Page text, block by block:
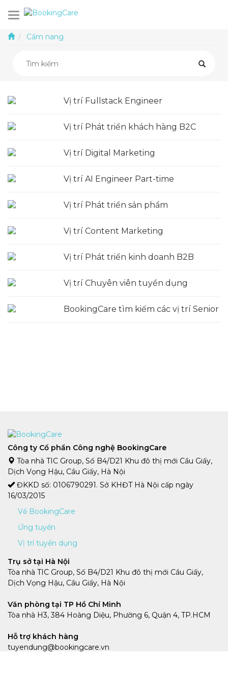
Cẩm nang
Vị trí Fullstack Engineer
Vị trí Phát triển khách hàng B2C
Vị trí Digital Marketing
Vị trí AI Engineer Part-time
Vị trí Phát triển sản phẩm
Vị trí Content Marketing
Vị trí Phát triển kinh doanh B2B
Vị trí Chuyên viên tuyển dụng
BookingCare tìm kiếm các vị trí Senior
Công ty Cổ phần Công nghệ BookingCare
Tòa nhà TIC Group, Số B4/D21 Khu đô thị mới Cầu Giấy,
Dịch Vọng Hậu, Cầu Giấy, Hà Nội
ĐKKD số: 0106790291. Sở KHĐT Hà Nội cấp ngày
16/03/2015
Về BookingCare
Ứng tuyển
Vị trí tuyển dụng
Trụ sở tại Hà Nội
Tòa nhà TIC Group, Số B4/D21 Khu đô thị mới Cầu Giấy,
Dịch Vọng Hậu, Cầu Giấy, Hà Nội
Văn phòng tại TP Hồ Chí Minh
Tòa nhà H3, 384 Hoàng Diệu, Phường 6, Quận 4, TP.HCM
Hỗ trợ khách hàng
tuyendung@bookingcare.vn